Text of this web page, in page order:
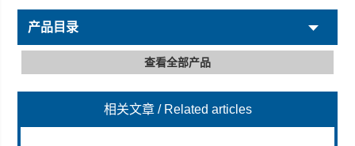
深圳市深博瑞仪器仪表有限公司
产品目录
查看全部产品
相关文章 / Related articles